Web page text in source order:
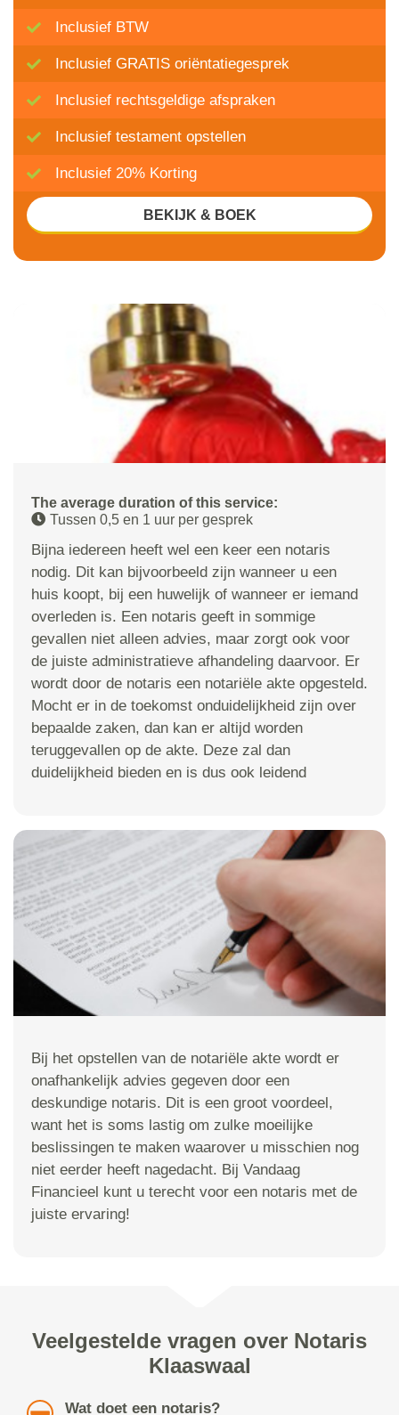
The average duration of this service:
Tussen 0,5 en 1 uur per gesprek
Bijna iedereen heeft wel een keer een notaris
nodig. Dit kan bijvoorbeeld zijn wanneer u een
huis koopt, bij een huwelijk of wanneer er iemand
overleden is. Een notaris geeft in sommige
gevallen niet alleen advies, maar zorgt ook voor
de juiste administratieve afhandeling daarvoor. Er
wordt door de notaris een notariële akte opgesteld.
Mocht er in de toekomst onduidelijkheid zijn over
bepaalde zaken, dan kan er altijd worden
teruggevallen op de akte. Deze zal dan
duidelijkheid bieden en is dus ook leidend
Inclusief BTW
Inclusief GRATIS oriëntatiegesprek
Inclusief rechtsgeldige afspraken
Inclusief testament opstellen
Inclusief 20% Korting
BEKIJK & BOEK
Bij het opstellen van de notariële akte wordt er
onafhankelijk advies gegeven door een
deskundige notaris. Dit is een groot voordeel,
want het is soms lastig om zulke moeilijke
beslissingen te maken waarover u misschien nog
niet eerder heeft nagedacht. Bij Vandaag
Financieel kunt u terecht voor een notaris met de
juiste ervaring!
Veelgestelde vragen over Notaris
Klaaswaal
Wat doet een notaris?